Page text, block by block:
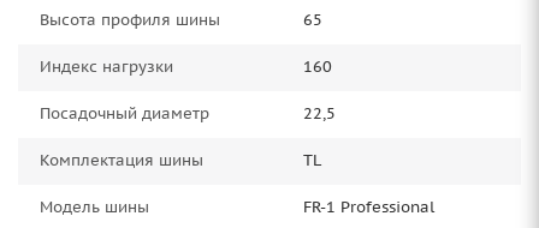
Высота профиля шины 65
Индекс нагрузки 160
Посадочный диаметр 22,5
Комплектация шины TL
Модель шины FR-1 Professional